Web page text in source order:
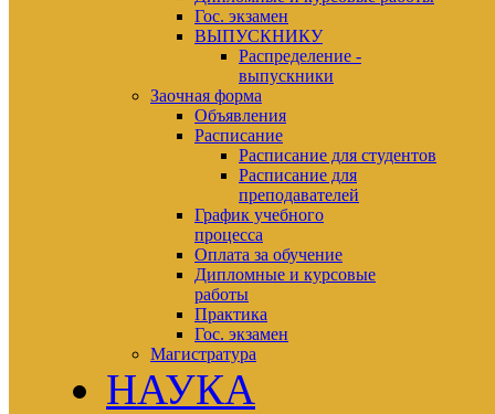
Гос. экзамен
ВЫПУСКНИКУ
Распределение -
выпускники
Заочная форма
Объявления
Расписание
Расписание для студентов
Расписание для
преподавателей
График учебного
процесса
Оплата за обучение
Дипломные и курсовые
работы
Практика
Гос. экзамен
Магистратура
НАУКА